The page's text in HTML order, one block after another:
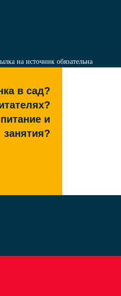
на источник обязательна
в сад?
и
занятия?